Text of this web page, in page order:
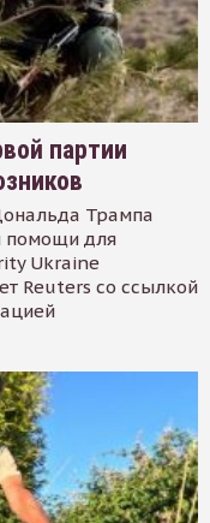
партии
Трампа
помощи для
Ukraine
Reuters со ссылкой